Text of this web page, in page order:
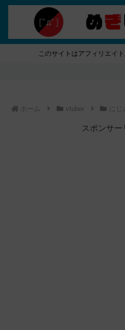
このサイトはアフィリエイ
ホーム vtuber にじ
スポンサー